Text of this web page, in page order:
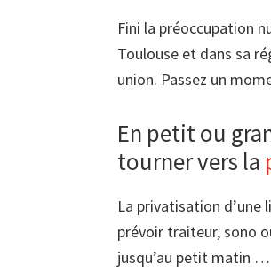
Fini la préoccupation
Toulouse et dans sa
union. Passez un
En petit ou
tourner vers la
La privatisation d’une
prévoir traiteur, sono
jusqu’au petit matin …